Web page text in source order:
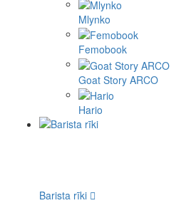
Mlynko
Femobook
Goat Story ARCO
Hario
Barista rīki